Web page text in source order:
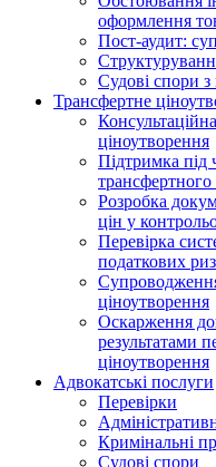
оформлення
Пост-аудит:
Судові спори
Трансфертне
ціноутворення
Підтримка під
трансфертного
Розробка
цін у
Перевірка
податкових
ціноутворення
Оскарження
результатами
ціноутворення
Адвокатські послуги
Перевірки
Кримінальні
Судові спори